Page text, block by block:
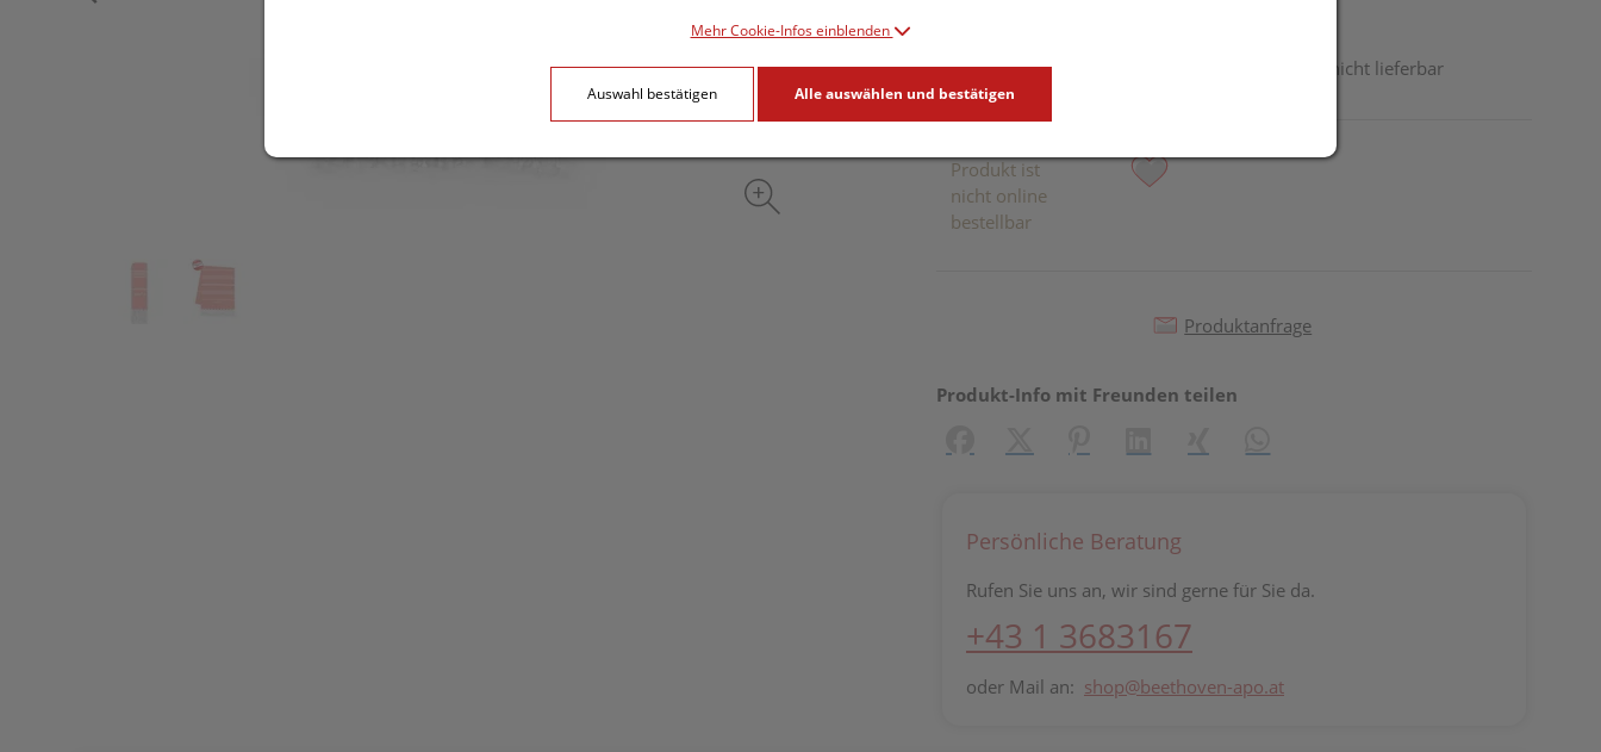
Dieses Produkt ist derzeit vom Hersteller nicht lieferbar
Produkt ist
nicht online
bestellbar
Produktanfrage
Produkt-Info mit Freunden teilen
Persönliche Beratung
Rufen Sie uns an, wir sind gerne für Sie da.
+43 1 3683167
oder Mail an: shop@beethoven-apo.at
Mehr Cookie-Infos einblenden
Auswahl bestätigen Alle auswählen und bestätigen